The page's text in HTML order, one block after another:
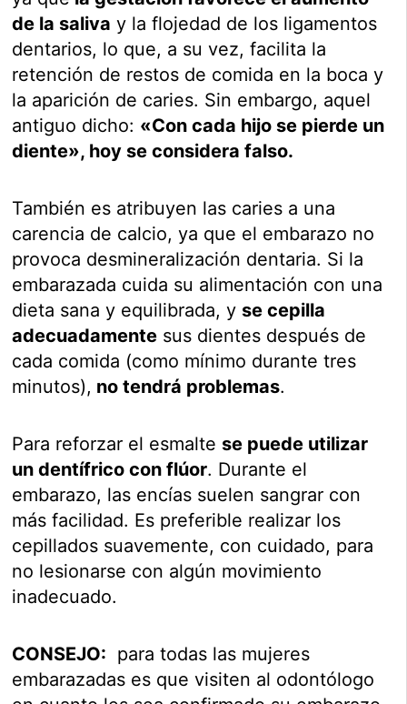
de la saliva y la flojedad de los ligamentos
dentarios, lo que, a su vez, facilita la
retención de restos de comida en la boca y
la aparición de caries. Sin embargo, aquel
antiguo dicho: «Con cada hijo se pierde un
diente», hoy se considera falso.
También es atribuyen las caries a una
carencia de calcio, ya que el embarazo no
provoca desmineralización dentaria. Si la
embarazada cuida su alimentación con una
dieta sana y equilibrada, y se cepilla
adecuadamente sus dientes después de
cada comida (como mínimo durante tres
minutos), no tendrá problemas.
Para reforzar el esmalte se puede utilizar
un dentífrico con flúor. Durante el
embarazo, las encías suelen sangrar con
más facilidad. Es preferible realizar los
cepillados suavemente, con cuidado, para
no lesionarse con algún movimiento
inadecuado.
CONSEJO: para todas las mujeres
embarazadas es que visiten al odontólogo